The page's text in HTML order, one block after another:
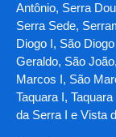
Antônio, Serra
Serra Sede,
Diogo I, São
Geraldo, São
Marcos I, São
Taquara I,
da Serra I e Vista